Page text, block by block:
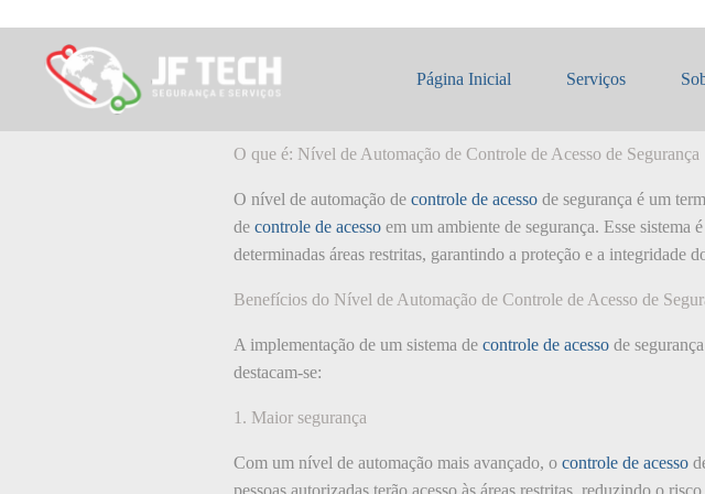
para
conteúdo
Página Inicial Serviços
O que é: Nível de Automação
O que é: Nível de Automação de Controle de Acesso de Segurança
O nível de automação de controle de acesso de segurança é um
de controle de acesso em um ambiente de segurança. Esse sistema
determinadas áreas restritas, garantindo a proteção e a integridade
Benefícios do Nível de Automação de Controle de Acesso de
A implementação de um sistema de controle de acesso de
destacam-se:
1. Maior segurança
Com um nível de automação mais avançado, o controle de acesso
pessoas autorizadas terão acesso às áreas restritas, reduzindo o